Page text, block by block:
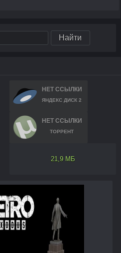
НЕТ ССЫЛКИ
ЯНДЕКС ДИСК 2
НЕТ ССЫЛКИ
ТОРРЕНТ
21,9 МБ